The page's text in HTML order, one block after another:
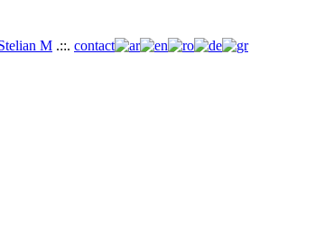
M .::. contact